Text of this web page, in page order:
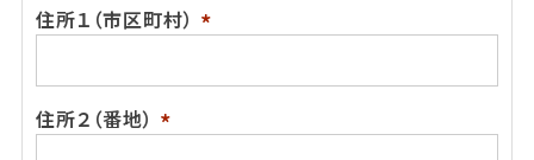
住所１（市区町村）
須)
住所２（番地）